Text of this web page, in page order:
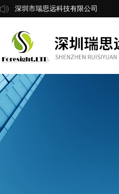
深圳市瑞思远科技有限公司